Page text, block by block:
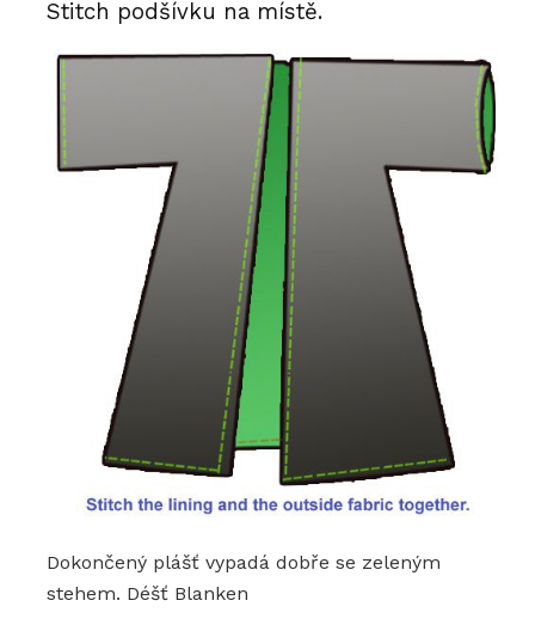
Stitch podšívku na místě.
Dokončený plášť vypadá dobře se zeleným
stehem. Déšť Blanken